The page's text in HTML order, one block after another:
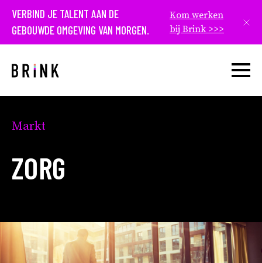
VERBIND JE TALENT AAN DE
GEBOUWDE OMGEVING VAN MORGEN.
Kom werken
bij Brink >>>
Open
Markt
ZORG